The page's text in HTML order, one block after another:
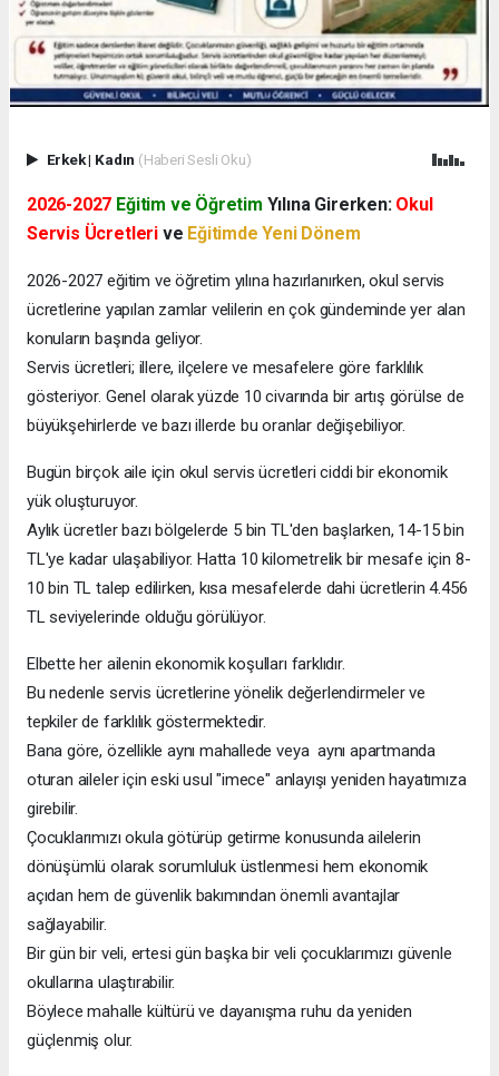
Erkek| Kadın (Haberi Sesli Oku)
2026-2027 Eğitim ve Öğretim Yılına Girerken: Okul
Servis Ücretleri ve Eğitimde Yeni Dönem
2026-2027 eğitim ve öğretim yılına hazırlanırken, okul servis
ücretlerine yapılan zamlar velilerin en çok gündeminde yer alan
konuların başında geliyor.
Servis ücretleri; illere, ilçelere ve mesafelere göre farklılık
gösteriyor. Genel olarak yüzde 10 civarında bir artış görülse de
büyükşehirlerde ve bazı illerde bu oranlar değişebiliyor.
Bugün birçok aile için okul servis ücretleri ciddi bir ekonomik
yük oluşturuyor.
Aylık ücretler bazı bölgelerde 5 bin TL'den başlarken, 14-15 bin
TL'ye kadar ulaşabiliyor. Hatta 10 kilometrelik bir mesafe için 8-
10 bin TL talep edilirken, kısa mesafelerde dahi ücretlerin 4.456
TL seviyelerinde olduğu görülüyor.
Elbette her ailenin ekonomik koşulları farklıdır.
Bu nedenle servis ücretlerine yönelik değerlendirmeler ve
tepkiler de farklılık göstermektedir.
Bana göre, özellikle aynı mahallede veya aynı apartmanda
oturan aileler için eski usul "imece" anlayışı yeniden hayatımıza
girebilir.
Çocuklarımızı okula götürüp getirme konusunda ailelerin
dönüşümlü olarak sorumluluk üstlenmesi hem ekonomik
açıdan hem de güvenlik bakımından önemli avantajlar
sağlayabilir.
Bir gün bir veli, ertesi gün başka bir veli çocuklarımızı güvenle
okullarına ulaştırabilir.
Böylece mahalle kültürü ve dayanışma ruhu da yeniden
güçlenmiş olur.